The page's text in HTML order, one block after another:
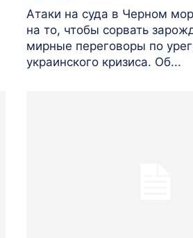
Атаки на суда в Черном
на то, чтобы сорвать
мирные переговоры по
украинского кризиса. Об...